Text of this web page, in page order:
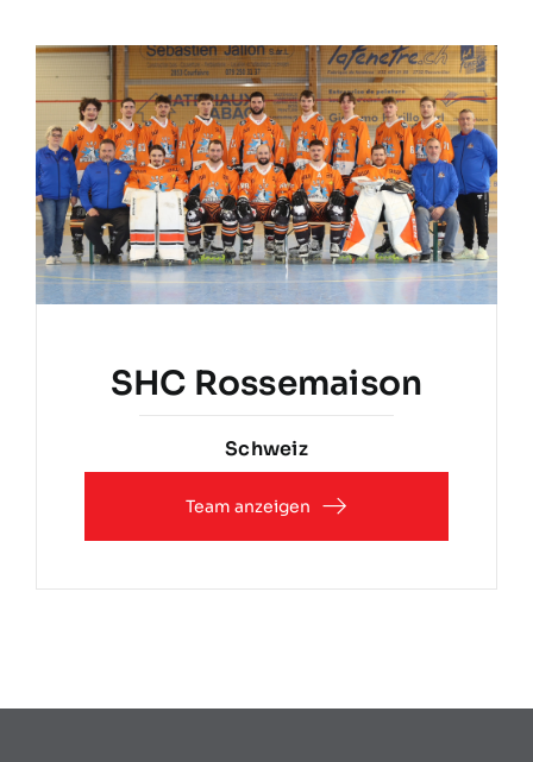
SHC Rossemaison
Schweiz
Team anzeigen